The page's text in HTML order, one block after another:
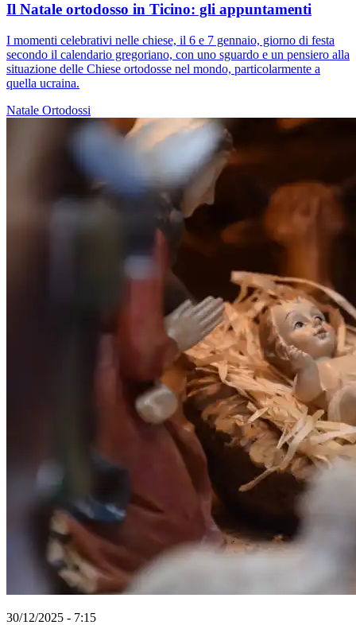
Il Natale ortodosso in Ticino: gli appuntamenti
I momenti celebrativi nelle chiese, il 6 e 7 gennaio, giorno di festa
secondo il calendario gregoriano, con uno sguardo e un pensiero alla
situazione delle Chiese ortodosse nel mondo, particolarmente a
quella ucraina.
Natale Ortodossi
30/12/2025 - 7:15